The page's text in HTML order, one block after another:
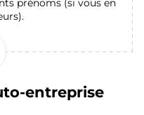
prénoms (si vous en
entreprise